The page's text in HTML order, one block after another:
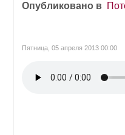
Опубликовано в
Пятница, 05 апреля 2013 00:00